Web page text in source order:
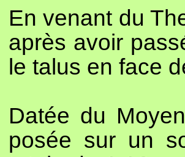
En venant du
après avoir
le talus en face
Datée du
posée sur un